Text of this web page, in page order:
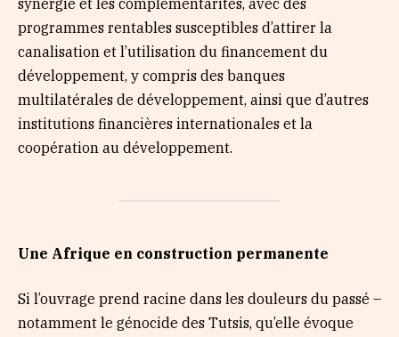
synergie et les complémentarités, avec des
programmes rentables susceptibles d’attirer la
canalisation et l’utilisation du financement du
développement, y compris des banques
multilatérales de développement, ainsi que d’autres
institutions financières internationales et la
coopération au développement.
Une Afrique en construction permanente
Si l’ouvrage prend racine dans les douleurs du passé –
notamment le génocide des Tutsis, qu’elle évoque